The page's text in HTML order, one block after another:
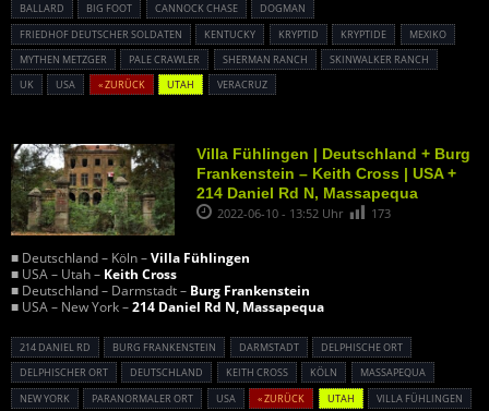
BALLARD BIG FOOT CANNOCK CHASE
DOGMAN
FRIEDHOF DEUTSCHER SOLDATEN
KENTUCKY KRYPTID KRYPTIDE
MEXIKO
MYTHEN METZGER
PALE CRAWLER SHERMAN RANCH
SKINWALKER RANCH
UK
USA « ZURÜCK UTAH VERACRUZ
Villa Fühlingen | Deutschland + Burg
Frankenstein – Keith Cross | USA +
214 Daniel Rd N, Massapequa
2022-06-10 - 13:52 Uhr 173
■ Deutschland – Köln –Villa Fühlingen
■ USA – Utah – Keith Cross
■ Deutschland – Darmstadt – Burg Frankenstein
■ USA – New York –214 Daniel Rd N, Massapequa
214 DANIEL RD BURG FRANKENSTEIN DARMSTADT
DELPHISCHE ORT
DELPHISCHER ORT
DEUTSCHLAND KEITH CROSS KÖLN
MASSAPEQUA
NEW YORK
PARANORMALER ORT USA « ZURÜCK UTAH VILLA FÜHLINGEN